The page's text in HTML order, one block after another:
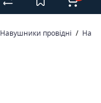
Навушники провідні